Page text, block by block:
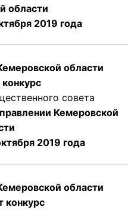
области
2019 года
области
совета
Кемеровской
2019 года
области
конкурс